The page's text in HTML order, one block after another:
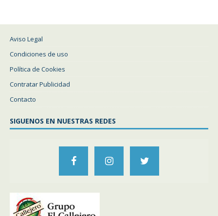
Aviso Legal
Condiciones de uso
Política de Cookies
Contratar Publicidad
Contacto
SIGUENOS EN NUESTRAS REDES